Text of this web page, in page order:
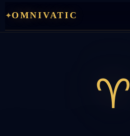
содержимому
✦OMNIVATIC
♈